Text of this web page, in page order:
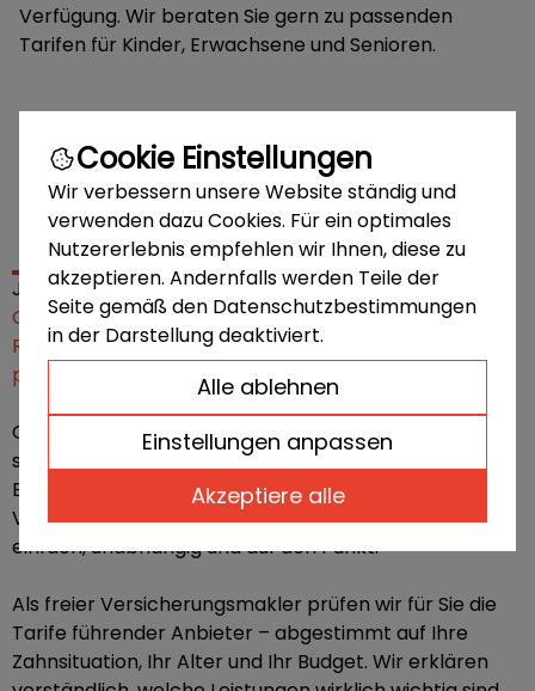
Verfügung. Wir beraten Sie gern zu passenden
Tarifen für Kinder, Erwachsene und Senioren.
Jetzt vorsorgen und bares Geld sparen
Ob günstiger Basisschutz oder Premiumtarif mit
Rundumversorgung – wir finden gemeinsam die
passende Lösung.
Gute Zahnmedizin muss kein Luxus sein. Sichern Sie
sich rechtzeitig ab – bevor die erste größere
Behandlung ansteht.
Vereinbaren Sie jetzt Ihre persönliche Beratung –
einfach, unabhängig und auf den Punkt.
Als freier Versicherungsmakler prüfen wir für Sie die
Tarife führender Anbieter – abgestimmt auf Ihre
Zahnsituation, Ihr Alter und Ihr Budget. Wir erklären
Cookie Einstellungen
Wir verbessern unsere Website ständig und
verwenden dazu Cookies. Für ein optimales
Nutzererlebnis empfehlen wir Ihnen, diese zu
akzeptieren. Andernfalls werden Teile der
Seite gemäß den Datenschutzbestimmungen
in der Darstellung deaktiviert.
Alle ablehnen
Einstellungen anpassen
Akzeptiere alle